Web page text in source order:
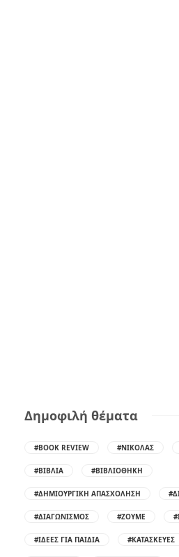
Δημοφιλή θέματα
#BOOK REVIEW #ΝΙΚΌΛΑΣ
#ΒΙΒΛΊΑ #ΒΙΒΛΙΟΘΉΚΗ
#ΔΗΜΙΟΥΡΓΙΚΉ ΑΠΑΣΧΌΛΗΣΗ
#ΔΙΑΓΩΝΙΣΜΌΣ #ΖΟΎΜΕ
#ΙΔΈΕΣ ΓΙΑ ΠΑΙΔΙΆ #ΚΑΤΑΣΚΕΥΈΣ